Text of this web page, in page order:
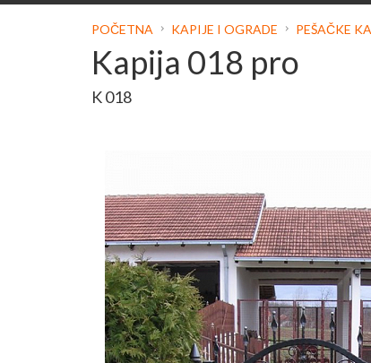
POČETNA KAPIJE I OGRADE PEŠAČKE
Kapija 018 pro
K 018